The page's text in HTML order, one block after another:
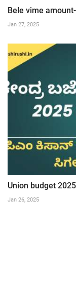
Bele vime
Jan 27, 2025
Union budget
Jan 26, 2025